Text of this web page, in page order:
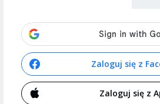
Zaloguj się z
Zaloguj się z